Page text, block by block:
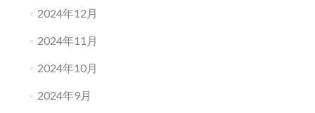
2024年12月
2024年11月
2024年10月
2024年9月